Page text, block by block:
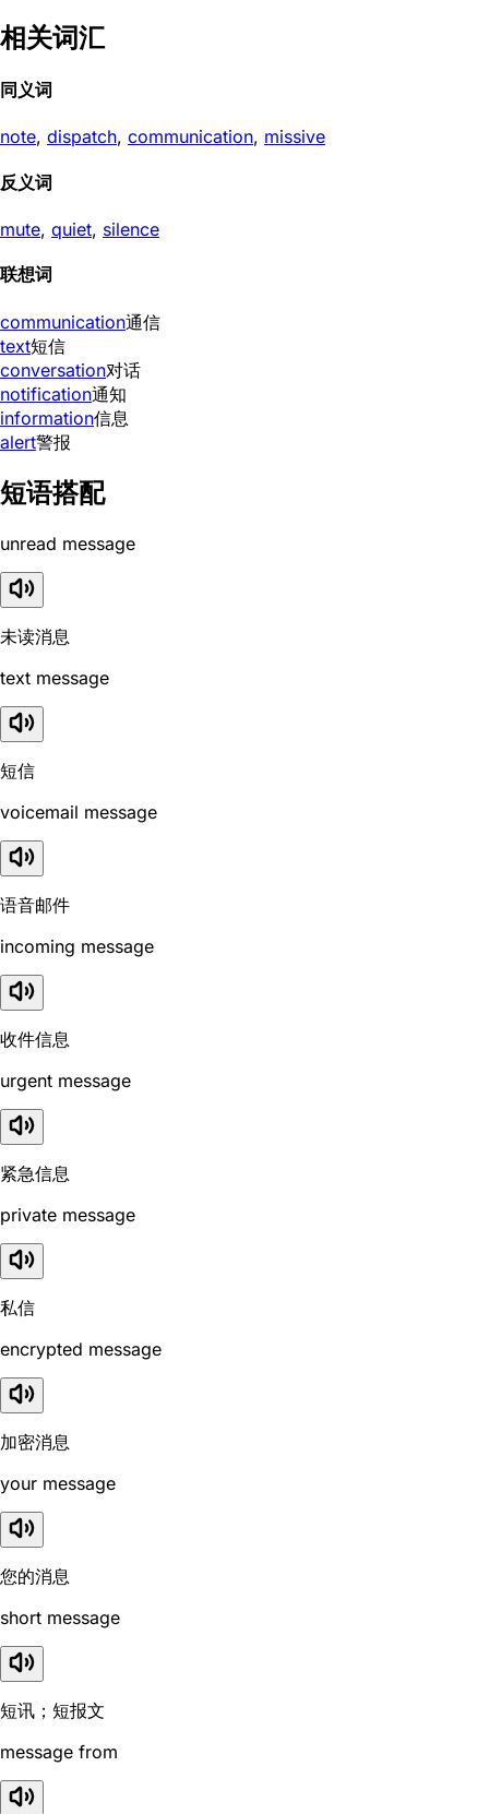
相关词汇
同义词
note, dispatch, communication, missive
反义词
mute, quiet, silence
联想词
communication通信
text短信
conversation对话
notification通知
information信息
alert警报
短语搭配
unread message
未读消息
text message
短信
voicemail message
语音邮件
incoming message
收件信息
urgent message
紧急信息
private message
私信
encrypted message
加密消息
your message
您的消息
short message
短讯；短报文
message from